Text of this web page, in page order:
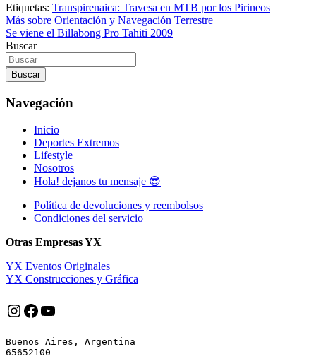
Etiquetas: Transpirenaica: Travesa en MTB por los Pirineos
Navegación
de
entradas
Más sobre Orientación y Navegación Terrestre
Se viene el Billabong Pro Tahiti 2009
Buscar
Buscar
Navegación
Inicio
Deportes Extremos
Lifestyle
Nosotros
Hola! dejanos tu mensaje 😎
Política de devoluciones y reembolsos
Condiciones del servicio
Otras Empresas YX
YX Eventos Originales
YX Construcciones y Gráfica
Instagram
Facebook
YouTube
Buenos Aires, Argentina
65652100